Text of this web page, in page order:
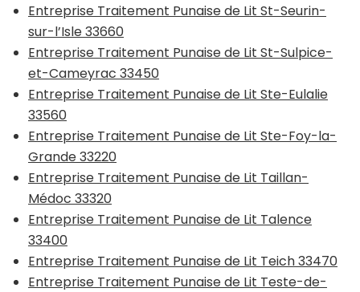
Entreprise Traitement Punaise de Lit St-Seurin-
sur-l’Isle 33660
Entreprise Traitement Punaise de Lit St-Sulpice-
et-Cameyrac 33450
Entreprise Traitement Punaise de Lit Ste-Eulalie
33560
Entreprise Traitement Punaise de Lit Ste-Foy-la-
Grande 33220
Entreprise Traitement Punaise de Lit Taillan-
Médoc 33320
Entreprise Traitement Punaise de Lit Talence
33400
Entreprise Traitement Punaise de Lit Teich 33470
Entreprise Traitement Punaise de Lit Teste-de-